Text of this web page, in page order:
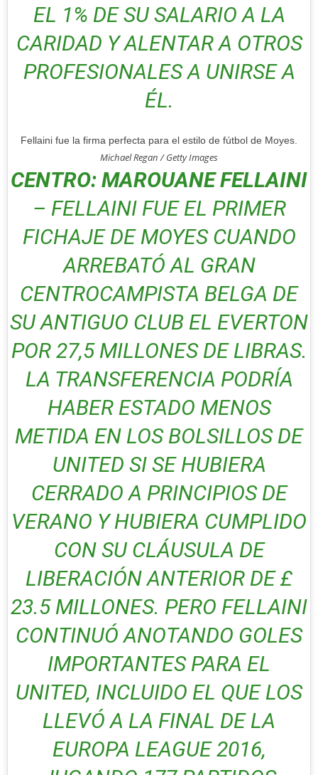
EL 1% DE SU SALARIO A LA
CARIDAD Y ALENTAR A OTROS
PROFESIONALES A UNIRSE A
ÉL.
Fellaini fue la firma perfecta para el estilo de fútbol de Moyes.
Michael Regan / Getty Images
CENTRO: MAROUANE FELLAINI
– FELLAINI FUE EL PRIMER
FICHAJE DE MOYES CUANDO
ARREBATÓ AL GRAN
CENTROCAMPISTA BELGA DE
SU ANTIGUO CLUB EL EVERTON
POR 27,5 MILLONES DE LIBRAS.
LA TRANSFERENCIA PODRÍA
HABER ESTADO MENOS
METIDA EN LOS BOLSILLOS DE
UNITED SI SE HUBIERA
CERRADO A PRINCIPIOS DE
VERANO Y HUBIERA CUMPLIDO
CON SU CLÁUSULA DE
LIBERACIÓN ANTERIOR DE £
23.5 MILLONES. PERO FELLAINI
CONTINUÓ ANOTANDO GOLES
IMPORTANTES PARA EL
UNITED, INCLUIDO EL QUE LOS
LLEVÓ A LA FINAL DE LA
EUROPA LEAGUE 2016,